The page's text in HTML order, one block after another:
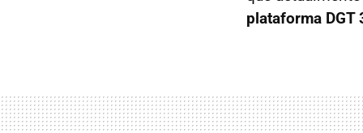
plataforma DGT